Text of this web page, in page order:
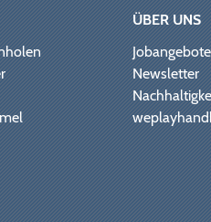
ÜBER UNS
Jobangebote
Newsletter